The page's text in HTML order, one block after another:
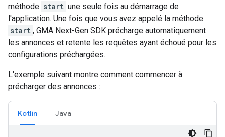
méthode start une seule fois au démarrage de
l'application. Une fois que vous avez appelé la méthode
start , GMA Next-Gen SDK précharge automatiquement
les annonces et retente les requêtes ayant échoué pour les
configurations préchargées.
L'exemple suivant montre comment commencer à
précharger des annonces :
Kotlin Java